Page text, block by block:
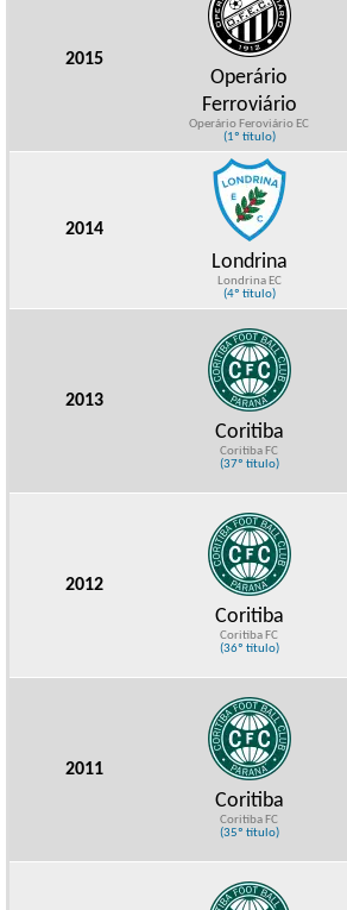
2015
Operário
Ferroviário
Operário Feroviário EC
(1º título)
2014
Londrina
Londrina EC
(4º título)
2013
Coritiba
Coritiba FC
(37º título)
2012
Coritiba
Coritiba FC
(36º título)
2011
Coritiba
Coritiba FC
(35º título)